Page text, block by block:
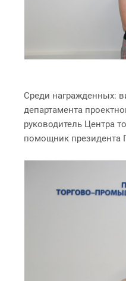
Среди награжденных:
департамента
руководитель Центра
помощник президента